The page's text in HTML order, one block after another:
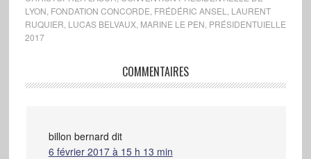
LYON FONDATION CONCORDE FRÉDÉRIC ANSEL
LAURENT
RUQUIER LUCAS BELVAUX, MARINE LE PEN PRÉSIDENTUIELLE
2017
COMMENTAIRES
billon bernard dit
6 février 2017 à 15 h 13 min